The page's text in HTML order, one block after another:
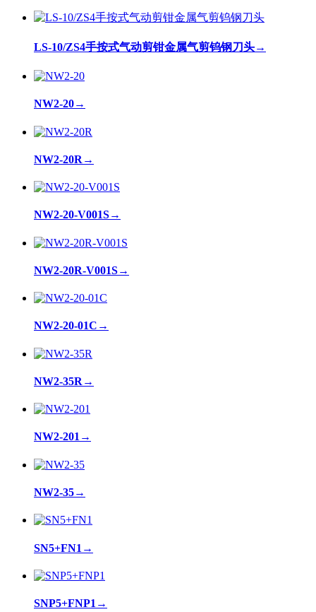
LS-10/ZS4手按式气动剪钳金属气剪钨钢刀头→
NW2-20→
NW2-20R →
NW2-20-V001S→
NW2-20R-V001S→
NW2-20-01C →
NW2-35R →
NW2-201→
NW2-35→
SN5+FN1 →
SNP5+FNP1 →